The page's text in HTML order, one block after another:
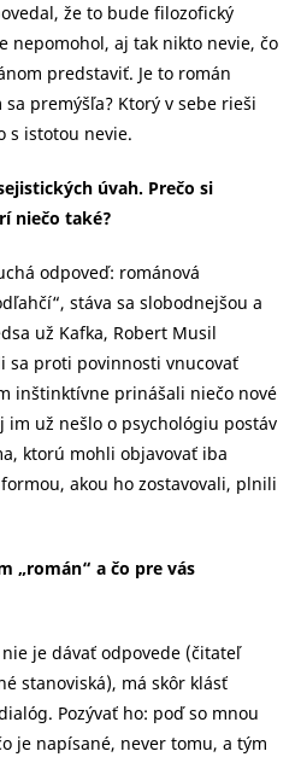
že to bude filozofický
nepomohol, aj tak nikto nevie, čo
predstaviť. Je to román
premýšľa? Ktorý v sebe rieši
s istotou nevie.
úvah. Prečo si
niečo také?
odpoveď: románová
stáva sa slobodnejšou a
už Kafka, Robert Musil
sa proti povinnosti vnucovať
inštinktívne prinášali niečo nové
už nešlo o psychológiu postáv
ktorú mohli objavovať iba
akou ho zostavovali, plnili
„román“ a čo pre vás
je dávať odpovede (čitateľ
stanoviská), má skôr klásť
Pozývať ho: poď so mnou
je napísané, never tomu, a tým